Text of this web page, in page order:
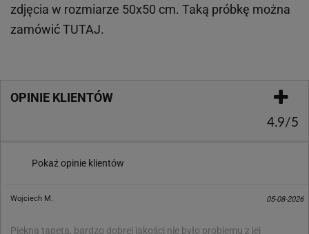
zdjęcia w rozmiarze 50x50 cm. Taką próbkę można
zamówićTUTAJ.
OPINIE KLIENTÓW
4.9/5
Pokaż opinie klientów
Wojciech M. 05-08-2026
Piękna tapeta, bardzo dobrej jakości nie było problemu z jej